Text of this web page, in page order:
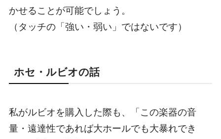
かせることが可能でしょう。
（タッチの「強い・弱い」ではないです）
ホセ・ルビオの話
私がルビオを購入した際も、
「この楽器の音
量・遠達性であれば大ホールでも大暴れでき